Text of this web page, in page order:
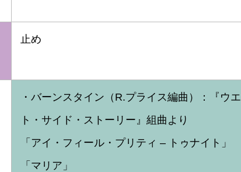
止め
・バーンスタイン（R.プライス編曲）：『ウ
ト・サイド・ストーリー』組曲より
「アイ・フィール・プリティ – トゥナイト」
「マリア」